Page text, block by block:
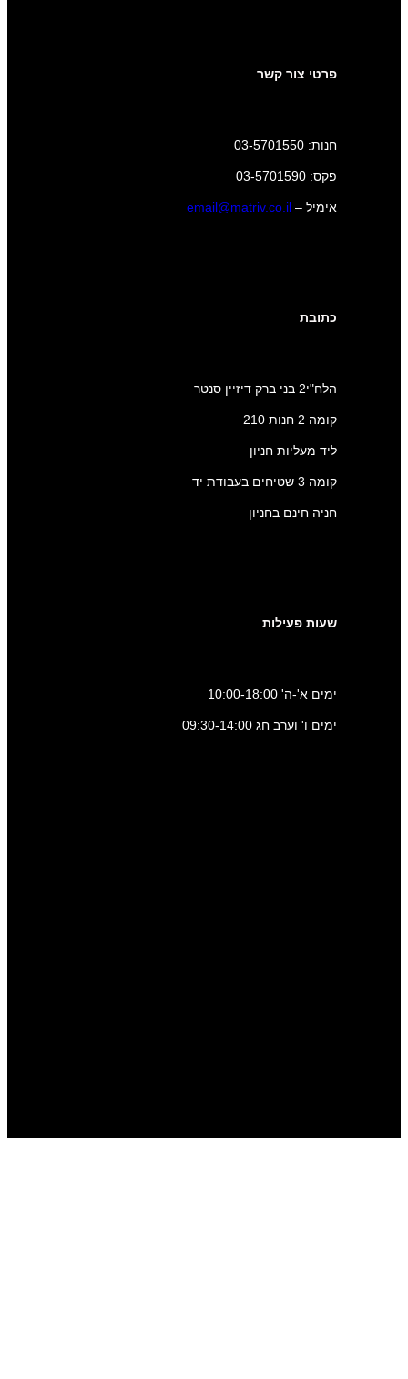
פרטי צור קשר
חנות: 03-5701550
פקס: 03-5701590
אימיל – email@matriv.co.il
כתובת
הלח"י2 בני ברק דיזיין סנטר
קומה 2 חנות 210
ליד מעליות חניון
קומה 3 שטיחים בעבודת יד
חניה חינם בחניון
שעות פעילות
ימים א'-ה' 10:00-18:00
ימים ו' וערב חג 09:30-14:00